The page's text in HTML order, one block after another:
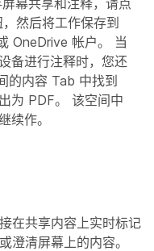
幕共享和注释，请点
，然后将工作保存到
OneDrive 帐户。 当
备进行注释时，您还
的内容 Tab 中找到
为 PDF。 该空间中
续作。
在共享内容上实时标记
澄清屏幕上的内容。